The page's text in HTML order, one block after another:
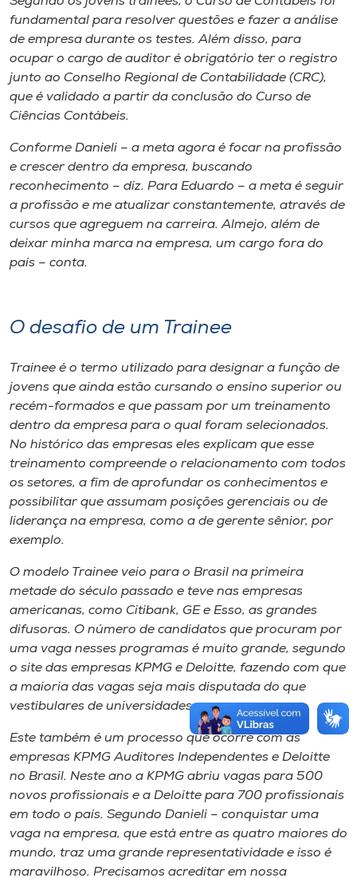
fundamental para resolver questões e fazer a análise
de empresa durante os testes. Além disso, para
ocupar o cargo de auditor é obrigatório ter o registro
junto ao Conselho Regional de Contabilidade (CRC),
que é validado a partir da conclusão do Curso de
Ciências Contábeis.
Conforme Danieli – a meta agora é focar na profissão
e crescer dentro da empresa, buscando
reconhecimento – diz. Para Eduardo – a meta é seguir
a profissão e me atualizar constantemente, através de
cursos que agreguem na carreira. Almejo, além de
deixar minha marca na empresa, um cargo fora do
país – conta.
O desafio de um Trainee
Trainee é o termo utilizado para designar a função de
jovens que ainda estão cursando o ensino superior ou
recém-formados e que passam por um treinamento
dentro da empresa para o qual foram selecionados.
No histórico das empresas eles explicam que esse
treinamento compreende o relacionamento com todos
os setores, a fim de aprofundar os conhecimentos e
possibilitar que assumam posições gerenciais ou de
liderança na empresa, como a de gerente sênior, por
exemplo.
O modelo Trainee veio para o Brasil na primeira
metade do século passado e teve nas empresas
americanas, como Citibank, GE e Esso, as grandes
difusoras. O número de candidatos que procuram por
uma vaga nesses programas é muito grande, segundo
o site das empresas KPMG e Deloitte, fazendo com que
a maioria das vagas seja mais disputada do que
vestibulares de universidades com renome.
Este também é um processo que ocorre com as
empresas KPMG Auditores Independentes e Deloitte
no Brasil. Neste ano a KPMG abriu vagas para 500
novos profissionais e a Deloitte para 700 profissionais
em todo o país. Segundo Danieli – conquistar uma
vaga na empresa, que está entre as quatro maiores do
mundo, traz uma grande representatividade e isso é
maravilhoso. Precisamos acreditar em nossa